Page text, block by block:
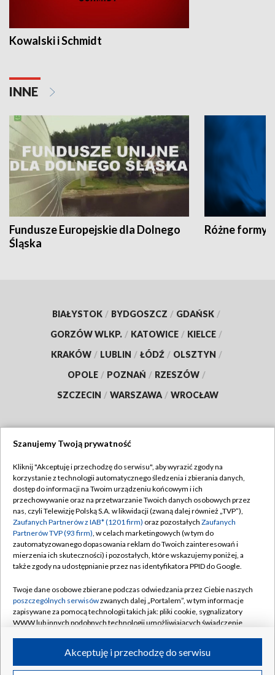
Kowalski i Schmidt
INNE
Fundusze Europejskie dla Dolnego
Śląska
Różne formy
BIAŁYSTOK / BYDGOSZCZ / GDAŃSK /
GORZÓW WLKP. / KATOWICE / KIELCE /
KRAKÓW / LUBLIN / ŁÓDŹ / OLSZTYN /
OPOLE / POZNAŃ / RZESZÓW /
SZCZECIN / WARSZAWA / WROCŁAW
TVP
Abonament TVP
Emisja w TVP
Centrum informacji TVP
Naziemna Telewizja Cyfrowa
Rada Programowa
System NOS
Informacje o nadawcy
Program dla prasy
Regulamin TVP
Polityka prywatności
Moje zgody
Pomoc
Kontakt
Kanały
©2026 Telewizja Polska S.A. w likwidacji
Szanujemy Twoją prywatność
Kliknij "Akceptuję i przechodzę do serwisu", aby wyrazić zgody na
korzystanie z technologii automatycznego śledzenia i zbierania danych,
dostęp do informacji na Twoim urządzeniu końcowym i ich
przechowywanie oraz na przetwarzanie Twoich danych osobowych przez
nas, czyli Telewizję Polską S.A. w likwidacji (zwaną dalej również „TVP”),
Zaufanych Partnerów z IAB* (1201 firm) oraz pozostałych Zaufanych
Partnerów TVP (93 firm), w celach marketingowych (w tym do
zautomatyzowanego dopasowania reklam do Twoich zainteresowań i
mierzenia ich skuteczności) i pozostałych, które wskazujemy poniżej, a
także zgody na udostępnianie przez nas identyfikatora PPID do Google.
Twoje dane osobowe zbierane podczas odwiedzania przez Ciebie naszych
poszczególnych serwisówzwanych dalej „Portalem”, w tym informacje
zapisywane za pomocą technologii takich jak: pliki cookie, sygnalizatory
WWW lub innych podobnych technologii umożliwiających świadczenie
ruchu w Internecie.Akceptuję i przechodzę do serwisu